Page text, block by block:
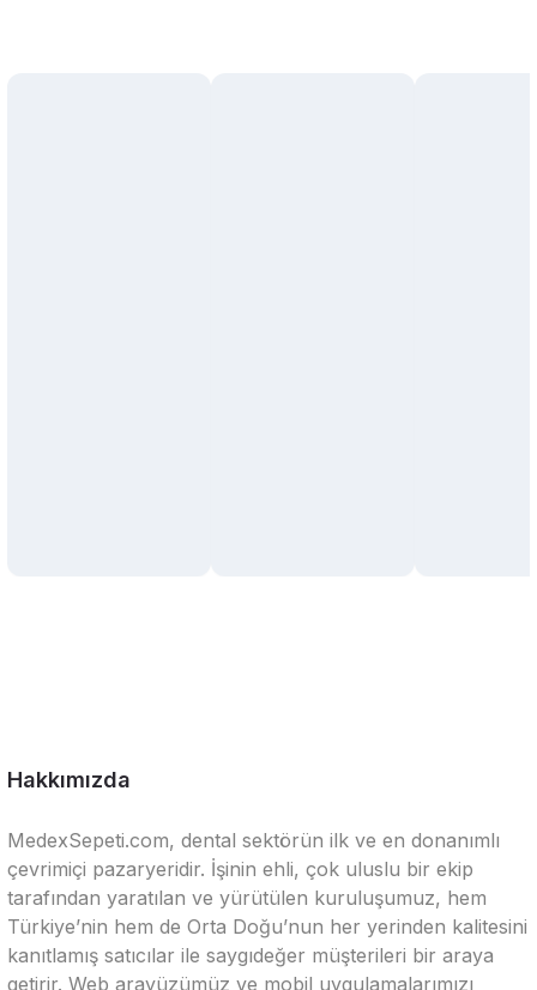
Hakkımızda
MedexSepeti.com, dental sektörün ilk ve en donanımlı
çevrimiçi pazaryeridir. İşinin ehli, çok uluslu bir ekip
tarafından yaratılan ve yürütülen kuruluşumuz, hem
Türkiye’nin hem de Orta Doğu’nun her yerinden kalitesini
kanıtlamış satıcılar ile saygıdeğer müşterileri bir araya
getirir. Web arayüzümüz ve mobil uygulamalarımızı